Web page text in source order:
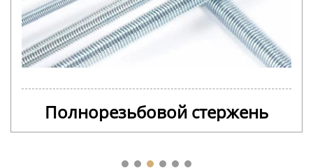
Полнорезьбовой стержень